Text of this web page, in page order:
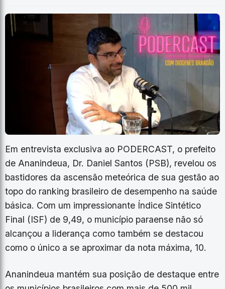
Em entrevista exclusiva ao PODERCAST, o prefeito
de Ananindeua, Dr. Daniel Santos (PSB), revelou os
bastidores da ascensão meteórica de sua gestão ao
topo do ranking brasileiro de desempenho na saúde
básica. Com um impressionante Índice Sintético
Final (ISF) de 9,49, o município paraense não só
alcançou a liderança como também se destacou
como o único a se aproximar da nota máxima, 10.
Ananindeua mantém sua posição de destaque entre